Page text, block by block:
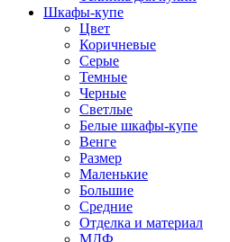
Шкафы-купе
Цвет
Коричневые
Серые
Темные
Черные
Светлые
Белые шкафы-купе
Венге
Размер
Маленькие
Большие
Средние
Отделка и материал
МДФ